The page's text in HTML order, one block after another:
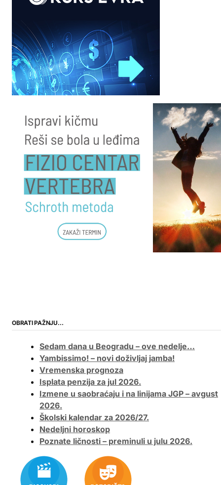
OBRATI PAŽNJU…
Sedam dana u Beogradu – ove nedelje…
Yambissimo! – novi doživljaj jamba!
Vremenska prognoza
Isplata penzija za jul 2026.
Izmene u saobraćaju i na linijama JGP – avgust
2026.
Školski kalendar za 2026/27.
Nedeljni horoskop
Poznate ličnosti – preminuli u julu 2026.